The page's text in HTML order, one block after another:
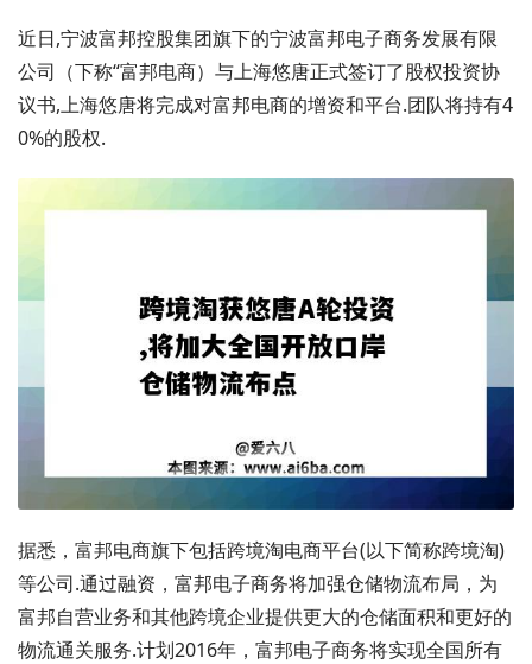
近日,宁波富邦控股集团旗下的宁波富邦电子商务发展有限
公司（下称“富邦电商）与上海悠唐正式签订了股权投资协
议书,上海悠唐将完成对富邦电商的增资和平台.团队将持有4
0%的股权.
据悉，富邦电商旗下包括跨境淘电商平台(以下简称跨境淘)
等公司.通过融资，富邦电子商务将加强仓储物流布局，为
富邦自营业务和其他跨境企业提供更大的仓储面积和更好的
物流通关服务.计划2016年，富邦电子商务将实现全国所有